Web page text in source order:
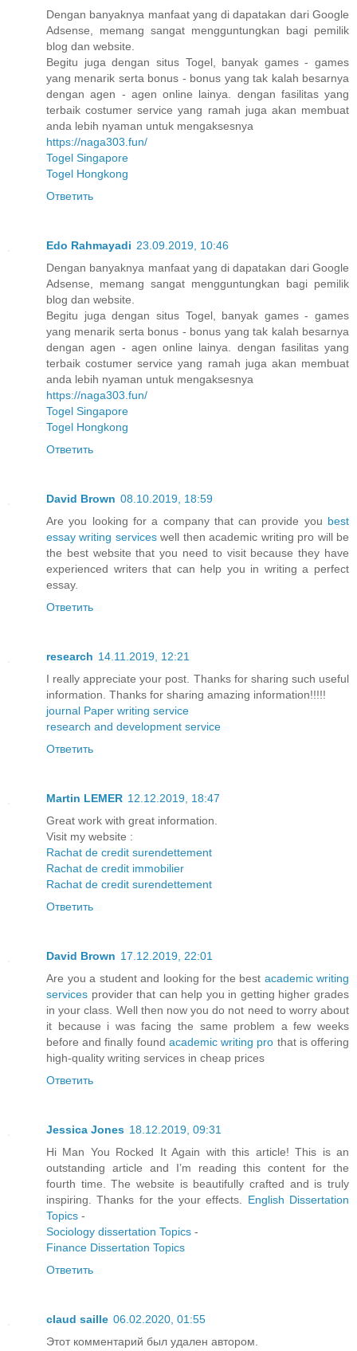
Dengan banyaknya manfaat yang di dapatakan dari Google
Adsense, memang sangat mengguntungkan bagi pemilik
blog dan website.
Begitu juga dengan situs Togel, banyak games - games
yang menarik serta bonus - bonus yang tak kalah besarnya
dengan agen - agen online lainya. dengan fasilitas yang
terbaik costumer service yang ramah juga akan membuat
anda lebih nyaman untuk mengaksesnya
https://naga303.fun/
Togel Singapore
Togel Hongkong
Ответить
Edo Rahmayadi 23.09.2019, 10:46
Dengan banyaknya manfaat yang di dapatakan dari Google
Adsense, memang sangat mengguntungkan bagi pemilik
blog dan website.
Begitu juga dengan situs Togel, banyak games - games
yang menarik serta bonus - bonus yang tak kalah besarnya
dengan agen - agen online lainya. dengan fasilitas yang
terbaik costumer service yang ramah juga akan membuat
anda lebih nyaman untuk mengaksesnya
https://naga303.fun/
Togel Singapore
Togel Hongkong
Ответить
David Brown 08.10.2019, 18:59
Are you looking for a company that can provide you best
essay writing serviceswell then academic writing pro will be
the best website that you need to visit because they have
experienced writers that can help you in writing a perfect
essay.
Ответить
research 14.11.2019, 12:21
I really appreciate your post. Thanks for sharing such useful
information. Thanks for sharing amazing information!!!!!
journal Paper writing service
research and development service
Ответить
Martin LEMER 12.12.2019, 18:47
Great work with great information.
Visit my website :
Rachat de credit surendettement
Rachat de credit immobilier
Rachat de credit surendettement
Ответить
David Brown 17.12.2019, 22:01
Are you a student and looking for the best academic writing
services provider that can help you in getting higher grades
in your class. Well then now you do not need to worry about
it because i was facing the same problem a few weeks
before and finally found academic writing pro that is offering
high-quality writing services in cheap prices
Ответить
Jessica Jones 18.12.2019, 09:31
Hi Man You Rocked It Again with this article! This is an
outstanding article and I’m reading this content for the
fourth time. The website is beautifully crafted and is truly
inspiring. Thanks for the your effects. English Dissertation
Topics -
Sociology dissertation Topics -
Finance Dissertation Topics
Ответить
claud saille 06.02.2020, 01:55
Этот комментарий был удален автором.